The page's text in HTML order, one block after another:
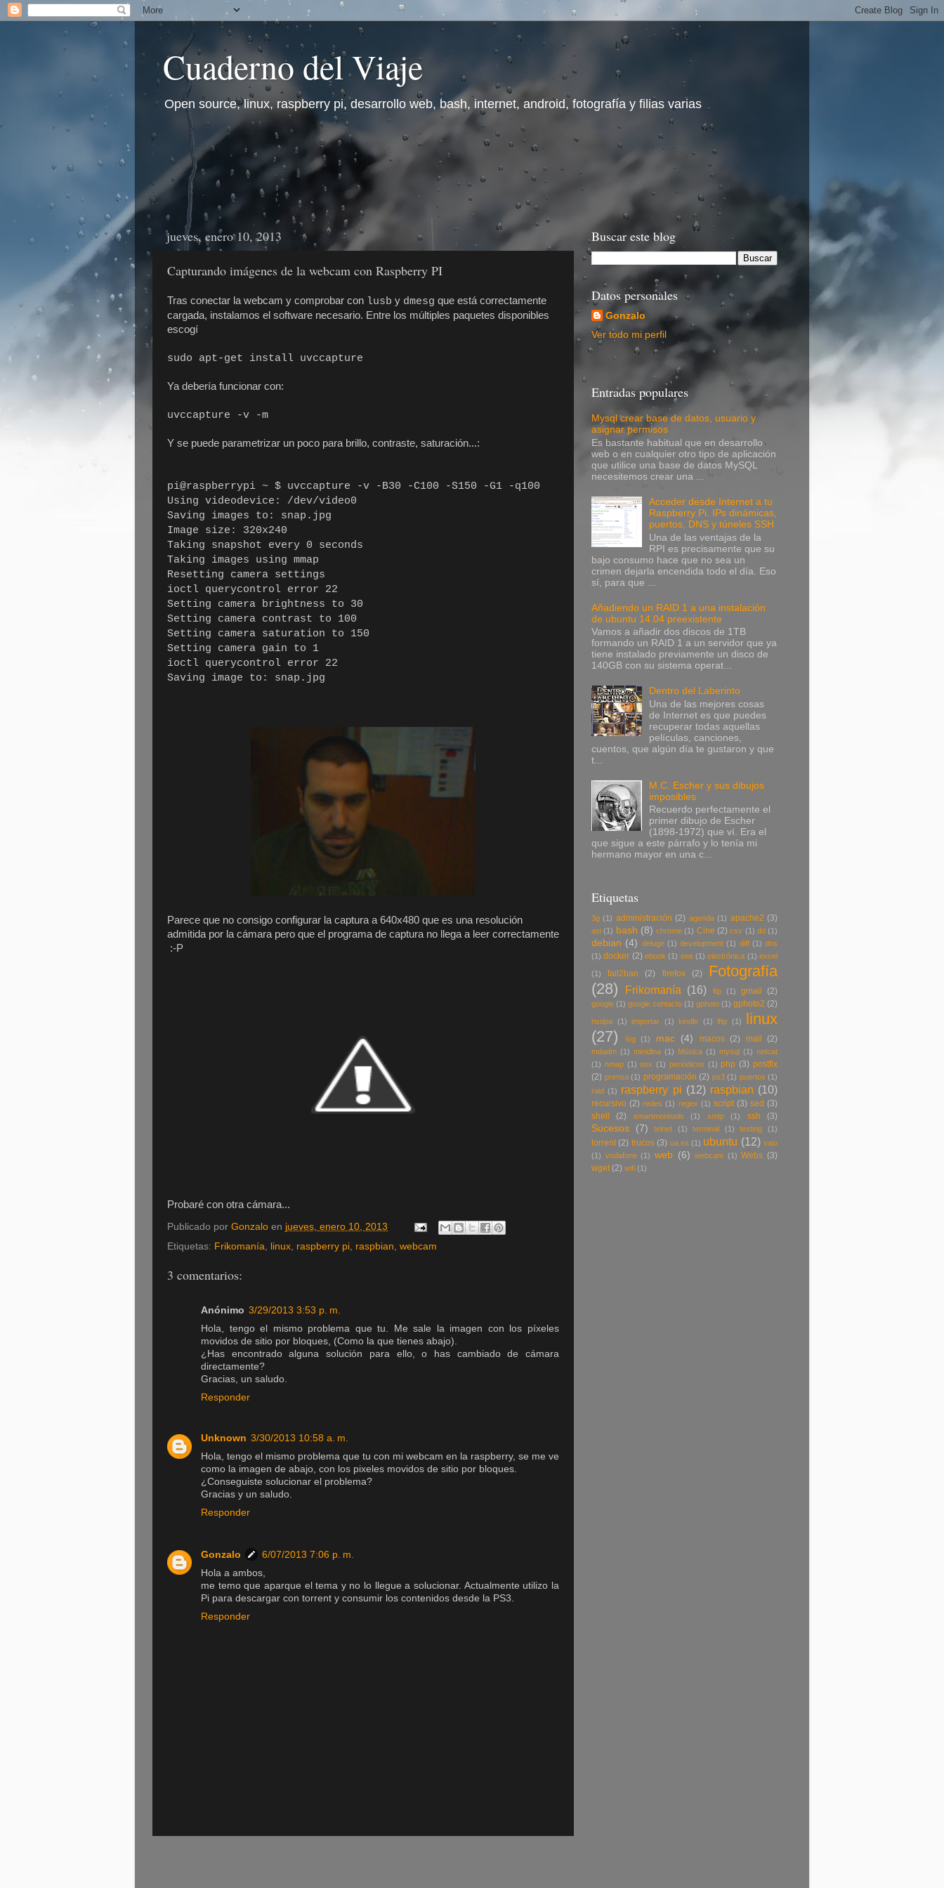
Cuaderno del Viaje
Open source, linux, raspberry pi, desarrollo web, bash, internet, android, fotografía y filias varias
jueves, enero 10, 2013
Capturando imágenes de la webcam con Raspberry PI
Tras conectar la webcam y comprobar con lusb y dmesg que está correctamente
cargada, instalamos el software necesario. Entre los múltiples paquetes disponibles
escogí
sudo apt-get install uvccapture
Ya debería funcionar con:
uvccapture -v -m
Y se puede parametrizar un poco para brillo, contraste, saturación...:
pi@raspberrypi ~ $ uvccapture -v -B30 -C100 -S150 -G1 -q100
Using videodevice: /dev/video0
Saving images to: snap.jpg
Image size: 320x240
Taking snapshot every 0 seconds
Taking images using mmap
Resetting camera settings
ioctl querycontrol error 22
Setting camera brightness to 30
Setting camera contrast to 100
Setting camera saturation to 150
Setting camera gain to 1
ioctl querycontrol error 22
Saving image to: snap.jpg
Parece que no consigo configurar la captura a 640x480 que es una resolución
admitida por la cámara pero que el programa de captura no llega a leer correctamente
:-P
Probaré con otra cámara...
Publicado por Gonzalo en jueves, enero 10, 2013
Etiquetas: Frikomanía, linux, raspberry pi, raspbian, webcam
3 comentarios:
Anónimo 3/29/2013 3:53 p. m.
Hola, tengo el mismo problema que tu. Me sale la imagen con los píxeles
movidos de sitio por bloques, (Como la que tienes abajo).
¿Has encontrado alguna solución para ello, o has cambiado de cámara
directamente?
Gracias, un saludo.
Responder
Unknown 3/30/2013 10:58 a. m.
Hola, tengo el mismo problema que tu con mi webcam en la raspberry, se me ve
como la imagen de abajo, con los pixeles movidos de sitio por bloques.
¿Conseguiste solucionar el problema?
Gracias y un saludo.
Responder
Gonzalo
6/07/2013 7:06 p. m.
Hola a ambos,
me temo que aparque el tema y no lo llegue a solucionar. Actualmente utilizo la
Pi para descargar con torrent y consumir los contenidos desde la PS3.
Responder
Buscar este blog
Datos personales
Gonzalo
Ver todo mi perfil
Entradas populares
Mysql crear base de datos, usuario y
asignar permisos
Es bastante habitual que en desarrollo
web o en cualquier otro tipo de aplicación
que utilice una base de datos MySQL
necesitemos crear una ...
Acceder desde Internet a tu
Raspberry Pi. IPs dinámicas,
puertos, DNS y túneles SSH
Una de las ventajas de la
RPI es precisamente que su
bajo consumo hace que no sea un
crimen dejarla encendida todo el día. Eso
sí, para que ...
Añadiendo un RAID 1 a una instalación
de ubuntu 14.04 preexistente
Vamos a añadir dos discos de 1TB
formando un RAID 1 a un servidor que ya
tiene instalado previamente un disco de
140GB con su sistema operat...
Dentro del Laberinto
Una de las mejores cosas
de Internet es que puedes
recuperar todas aquellas
películas, canciones,
cuentos, que algún día te gustaron y que
t...
M.C. Escher y sus dibujos
imposibles
Recuerdo perfectamente el
primer dibujo de Escher
(1898-1972) que ví. Era el
que sigue a este párrafo y lo tenía mi
hermano mayor en una c...
Etiquetas
3g (1) administración (2) agenda (1) apache2 (3)
asi (1) bash (8) chrome (1) Cine (2) csv (1) dd (1)
debian (4) deluge (1) development (1) diff (1) dns
(1) docker (2) ebook (1) eee (1) electrónica (1) excel
(1) fail2ban (2) firefox (2)
Fotografía
(28)
Frikomanía (16) ftp (1) gmail (2)
google (1) google contacts (1) gphoto (1) gphoto2 (2)
hsdpa (1) importar (1) kindle (1) lftp (1)
linux
(27)
log (1) mac (4) macos (2) mail (2)
mdadm (1) minidlna (1) Música (1) mysql (1) netcat
(1) nmap (1) osx (1) periódicos (1) php (3) postfix
(2) prensa (1) programación (2) ps3 (1) puertos (1)
raid (1) raspberry pi (12) raspbian (10)
recursivo (2) redes (1) regex (1) script (3) sed (3)
shell
(2) smartmontools (1) smtp (1) ssh (3)
Sucesos (7) telnet (1) terminal (1) testing (1)
torrent (2) trucos (3) ua.es (1) ubuntu (12) vaio
(1) vodafone (1) web (6) webcam (1) Webs (3)
wget (2) wifi (1)